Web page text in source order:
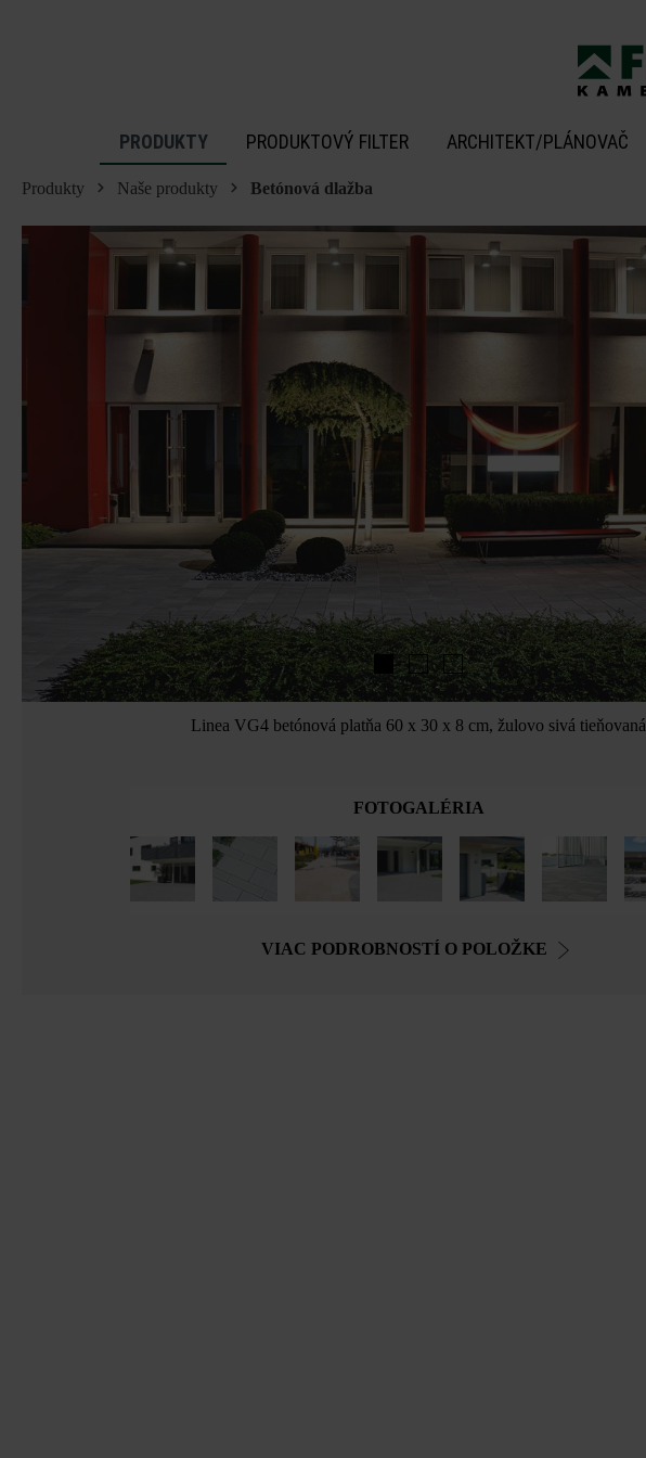
PRODUKTY PRODUKTOVÝ FILTER ARCHITEKT/PLÁNOVAČ
Produkty Naše produkty Betónová dlažba
Linea VG4 betónová platňa 60 x 30 x 8 cm, žulovo sivá tieňovaná
FOTOGALÉRIA
VIAC PODROBNOSTÍ O POLOŽKE